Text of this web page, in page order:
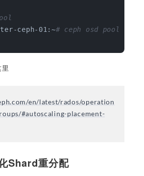
ceph-01:~# ceph osd pool get
en/latest/rados/operation
#autoscaling-placement-
Shard重分配